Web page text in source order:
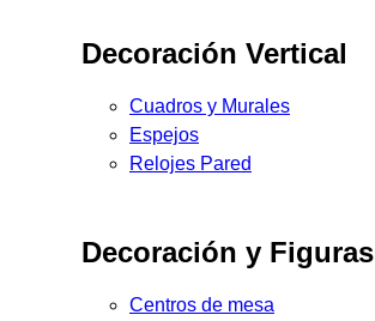
Decoración Vertical
Cuadros y Murales
Espejos
Relojes Pared
Decoración y Figuras
Centros de mesa